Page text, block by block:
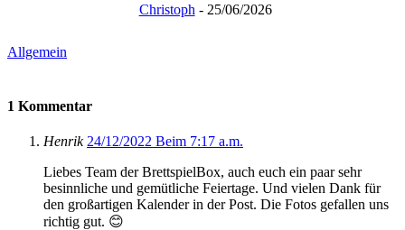
Allgemein
Christoph - 25/06/2026
1 Kommentar
Henrik 24/12/2022 Beim 7:17 a.m.
Liebes Team der BrettspielBox, auch euch ein paar sehr
besinnliche und gemütliche Feiertage. Und vielen Dank für
den großartigen Kalender in der Post. Die Fotos gefallen uns
richtig gut. 😊